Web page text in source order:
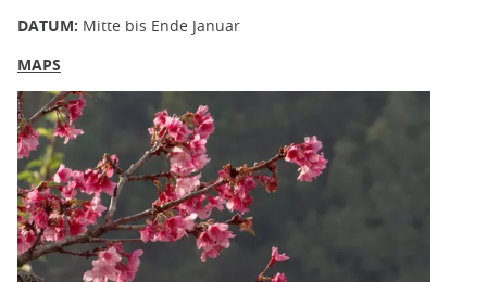
DATUM: Mitte bis Ende Januar
MAPS